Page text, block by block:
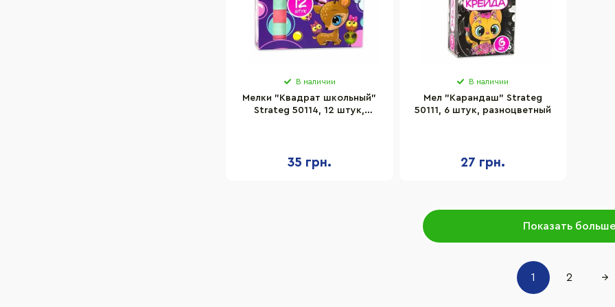
В наличии
Мелки "Квадрат школьный"
Strateg 50114, 12 штук,
35 грн.
В наличии
Мел "Карандаш" Strateg
50111, 6 штук, разноцветный
27 грн.
Показать больше
1 2 →